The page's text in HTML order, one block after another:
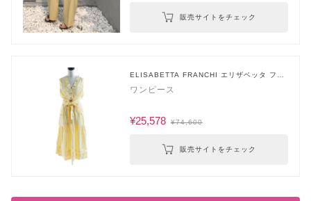
販売サイトをチェック
ELISABETTA FRANCHI エリザベッタ フラ
ワンピース
¥25,578 ¥74,600
販売サイトをチェック